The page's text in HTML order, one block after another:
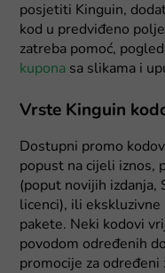
posjetiti Kinguin,
kod u predviđeno
zatreba pomoć,
kupona sa slikama i
Vrste Kinguin
Dostupni promo
popust na cijeli iznos,
(poput novijih izdanja,
licenci), ili
pakete. Neki kodovi
povodom određenih
promocije za